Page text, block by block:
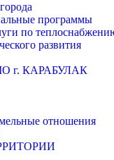
программы
по
развития
г. КАРАБУЛАК
отношения